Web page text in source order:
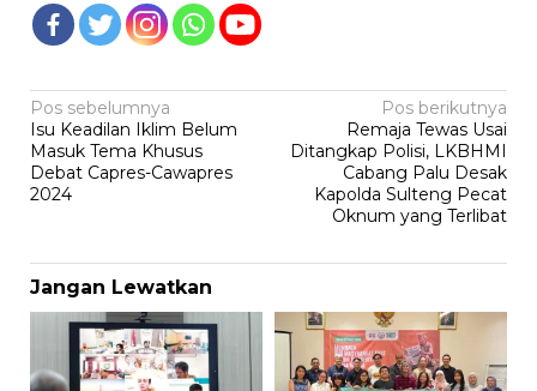
Navigasi
pos
Pos sebelumnya
Isu Keadilan Iklim Belum
Masuk Tema Khusus
Debat Capres-Cawapres
2024
Pos berikutnya
Remaja Tewas Usai
Ditangkap Polisi, LKBHMI
Cabang Palu Desak
Kapolda Sulteng Pecat
Oknum yang Terlibat
Jangan Lewatkan